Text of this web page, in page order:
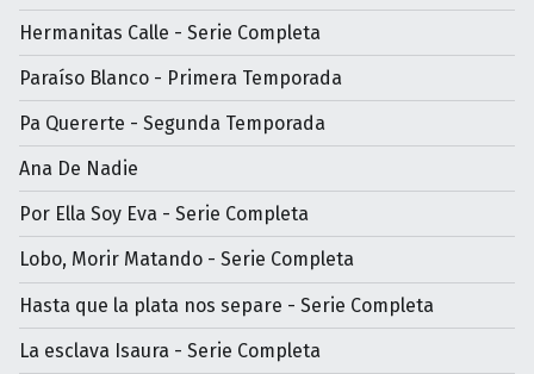
Hermanitas Calle - Serie Completa
Paraíso Blanco - Primera Temporada
Pa Quererte - Segunda Temporada
Ana De Nadie
Por Ella Soy Eva - Serie Completa
Lobo, Morir Matando - Serie Completa
Hasta que la plata nos separe - Serie Completa
La esclava Isaura - Serie Completa